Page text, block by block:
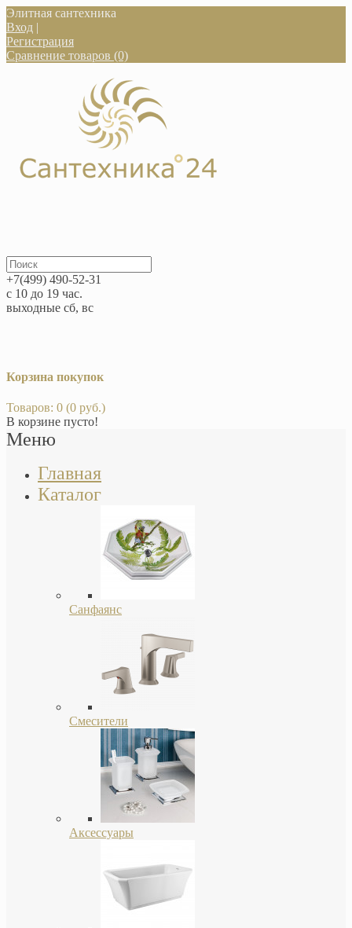
Элитная сантехника
Вход |
Регистрация
Сравнение товаров (0)
+7(499) 490-52-31
с 10 до 19 час.
выходные сб, вс
Корзина покупок
Товаров: 0 (0 руб.)
В корзине пусто!
Меню
Главная
Каталог
Санфаянс
Смесители
Аксессуары